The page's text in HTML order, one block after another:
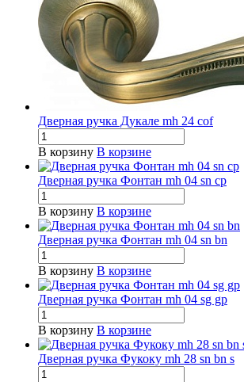
Дверная ручка Дукале mh 24 cof
В корзину В корзине
Дверная ручка Фонтан mh 04 sn cp
В корзину В корзине
Дверная ручка Фонтан mh 04 sn bn
В корзину В корзине
Дверная ручка Фонтан mh 04 sg gp
В корзину В корзине
Дверная ручка Фукоку mh 28 sn bn s